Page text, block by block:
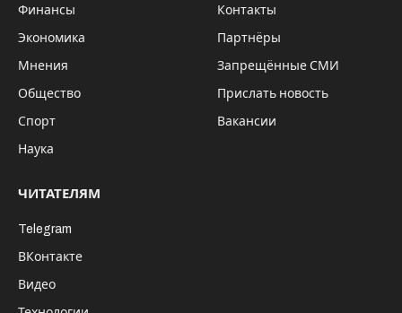
Финансы
Экономика
Мнения
Общество
Спорт
Наука
Контакты
Партнёры
Запрещённые СМИ
Прислать новость
Вакансии
ЧИТАТЕЛЯМ
Telegram
ВКонтакте
Видео